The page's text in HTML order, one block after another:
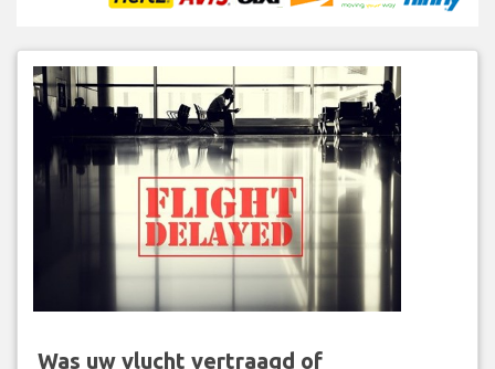
Was uw vlucht vertraagd of